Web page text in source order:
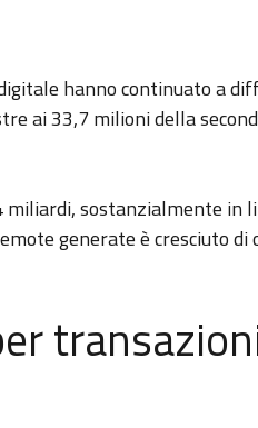
hanno continuato a
ai 33,7 milioni della
sostanzialmente in
generate è cresciuto di